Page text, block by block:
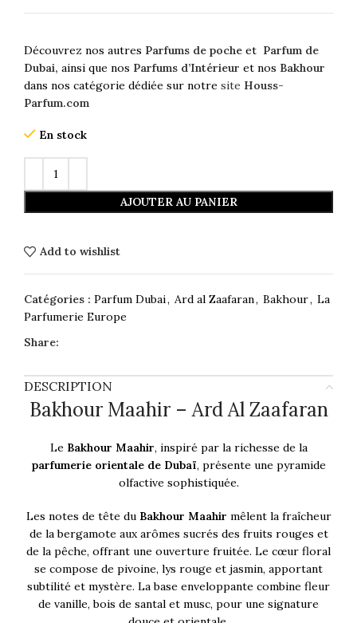
Découvrez nos autres Parfums de poche et Parfum de
Dubai, ainsi que nos Parfums d’Intérieur et nos Bakhour
dans nos catégorie dédiée sur notre site Houss-
Parfum.com
En stock
AJOUTER AU PANIER
Add to wishlist
Catégories : Parfum Dubai, Ard al Zaafaran, Bakhour, La
Parfumerie Europe
Share:
DESCRIPTION
Bakhour Maahir – Ard Al Zaafaran
Le Bakhour Maahir, inspiré par la richesse de la
parfumerie orientale de Dubaï, présente une pyramide
olfactive sophistiquée.
Les notes de tête du Bakhour Maahir mêlent la fraîcheur
de la bergamote aux arômes sucrés des fruits rouges et
de la pêche, offrant une ouverture fruitée. Le cœur floral
se compose de pivoine, lys rouge et jasmin, apportant
subtilité et mystère. La base enveloppante combine fleur
de vanille, bois de santal et musc, pour une signature